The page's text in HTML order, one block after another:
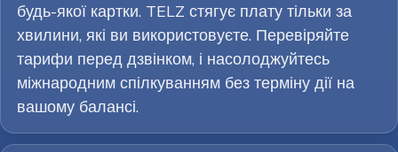
будь-якої картки. TELZ стягує плату тільки за
хвилини, які ви використовуєте. Перевіряйте
тарифи перед дзвінком, і насолоджуйтесь
міжнародним спілкуванням без терміну дії на
вашому балансі.